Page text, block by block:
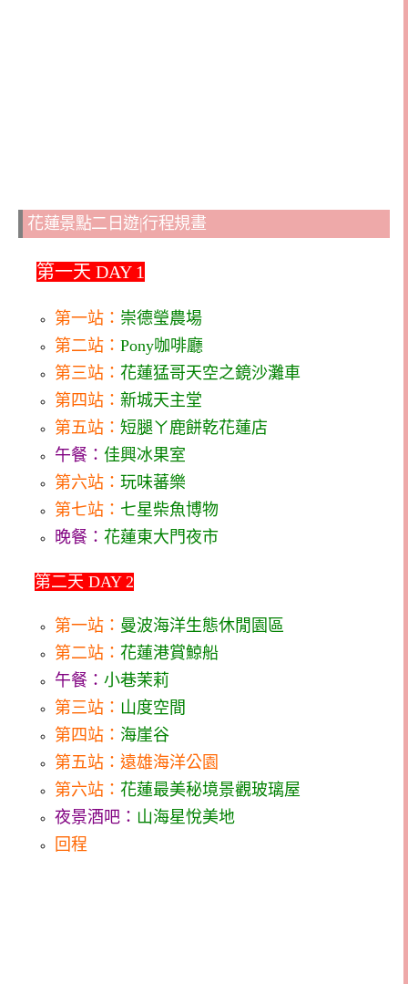
花蓮景點二日遊|行程規畫
第一天 DAY 1
第一站： 崇德瑩農場
第二站： Pony咖啡廳
第三站： 花蓮猛哥天空之鏡沙灘車
第四站： 新城天主堂
第五站： 短腿ㄚ鹿餅乾花蓮店
午餐： 佳興冰果室
第六站： 玩味蕃樂
第七站： 七星柴魚博物
晚餐： 花蓮東大門夜市
第二天 DAY 2
第一站： 曼波海洋生態休閒園區
第二站： 花蓮港賞鯨船
午餐： 小巷茉莉
第三站： 山度空間
第四站： 海崖谷
第五站：遠雄海洋公園
第六站： 花蓮最美秘境景觀玻璃屋
夜景酒吧： 山海星悅美地
回程